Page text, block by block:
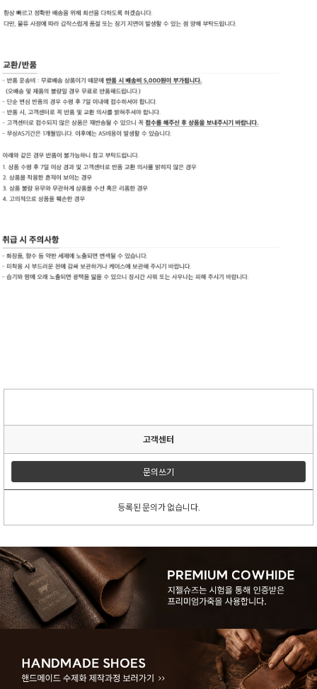
고객센터
문의쓰기
등록된 문의가 없습니다.